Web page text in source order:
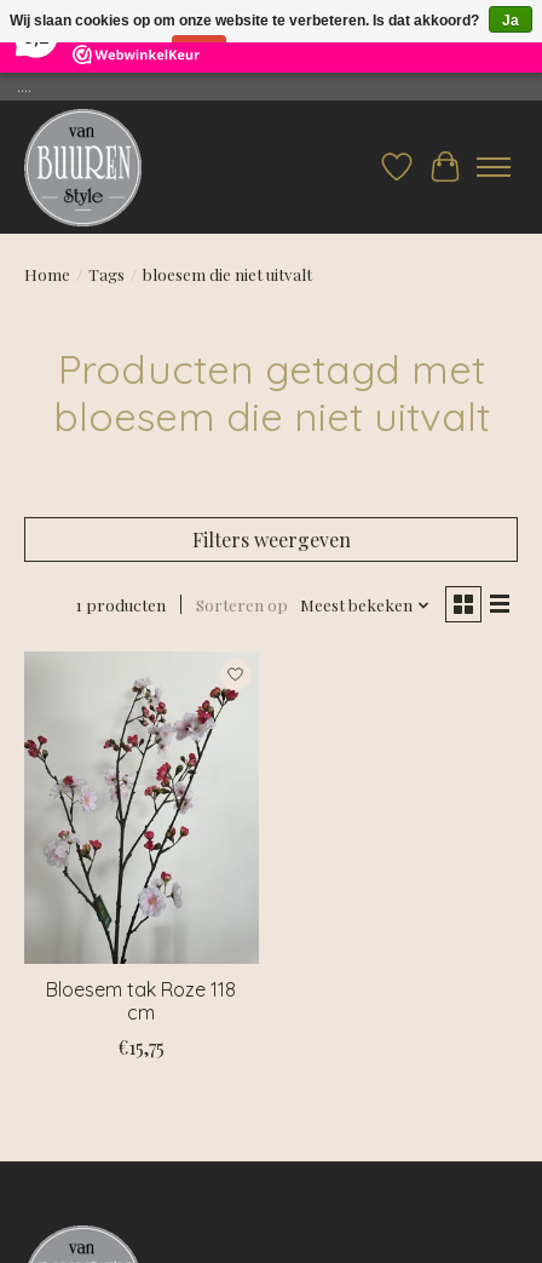
26 Reviews ×
....
Verlanglijst
Home / Tags / bloesem die niet uitvalt
Producten getagd met
bloesem die niet uitvalt
Filters weergeven
1 producten Sorteren op Meest bekeken
Bloesem tak Roze 118
cm
€15,75
Wij slaan cookies op om onze website te verbeteren. Is dat akkoord?
Ja
Nee